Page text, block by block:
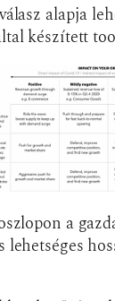
alapja
készített
a
lehetséges